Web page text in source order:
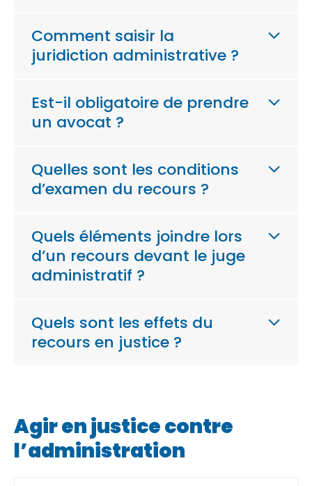
Comment saisir la
juridiction administrative ?
Est-il obligatoire de prendre
un avocat ?
Quelles sont les conditions
d’examen du recours ?
Quels éléments joindre lors
d’un recours devant le juge
administratif ?
Quels sont les effets du
recours en justice ?
Agir en justice contre
l’administration